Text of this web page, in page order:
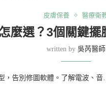
皮膚保養 醫療衛
麼選？3個關鍵擺
written by 吳芮醫師
，告別修圖軟體。了解電波、